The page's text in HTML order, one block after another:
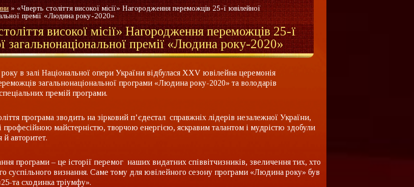
»«Чверть століття високої місії» Нагородження переможців 25-ї ювілейної
премії «Людина року-2020»
високої місії» Нагородження переможців 25-ї
загальнонаціональної премії «Людина року-2020»
року в залі Національної опери України відбулася ХХV ювілейна церемонія
загальнонаціональної програми «Людина року-2020» та володарів
премій програми.
програма зводить на зірковий п’єдестал справжніх лідерів незалежної України,
професійною майстерністю, творчою енергією, яскравим талантом і мудрістю здобули
авторитет.
програми – це історії перемог наших видатних співвітчизників, звеличення тих, хто
суспільного визнання. Саме тому для ювілейного сезону програми «Людина року» був
та сходинка тріумфу».